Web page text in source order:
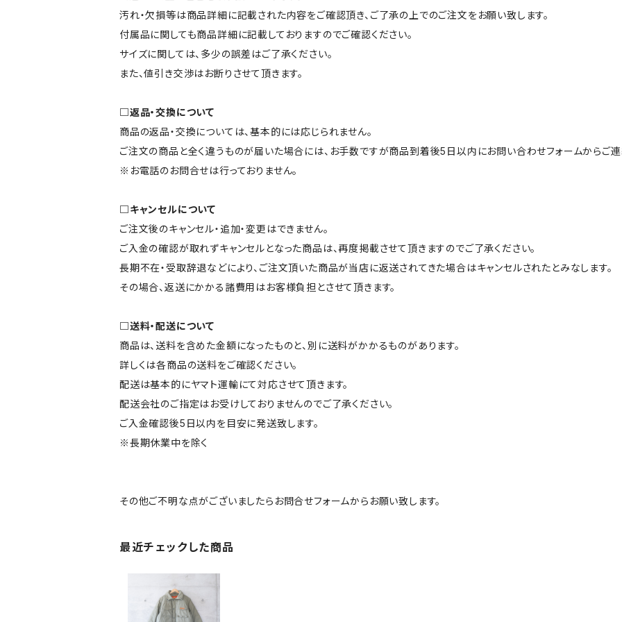
汚れ・欠損等は商品詳細に記載された内容をご確認頂き、ご了承の上でのご注文をお願い致します。
付属品に関しても商品詳細に記載しておりますのでご確認ください。
サイズに関しては、多少の誤差はご了承ください。
また、値引き交渉はお断りさせて頂きます。
□返品・交換について
商品の返品・交換については、基本的には応じられません。
ご注文の商品と全く違うものが届いた場合には、お手数ですが商品到着後5日以内にお問い合わせフォームからご連
※お電話のお問合せは行っておりません。
□キャンセルについて
ご注文後のキャンセル・追加・変更はできません。
ご入金の確認が取れずキャンセルとなった商品は、再度掲載させて頂きますのでご了承ください。
長期不在・受取辞退などにより、ご注文頂いた商品が当店に返送されてきた場合はキャンセルされたとみなします。
その場合、返送にかかる諸費用はお客様負担とさせて頂きます。
□送料・配送について
商品は、送料を含めた金額になったものと、別に送料がかかるものがあります。
詳しくは各商品の送料をご確認ください。
配送は基本的にヤマト運輸にて対応させて頂きます。
配送会社のご指定はお受けしておりませんのでご了承ください。
ご入金確認後5日以内を目安に発送致します。
※長期休業中を除く
その他ご不明な点がございましたらお問合せフォームからお願い致します。
最近チェックした商品